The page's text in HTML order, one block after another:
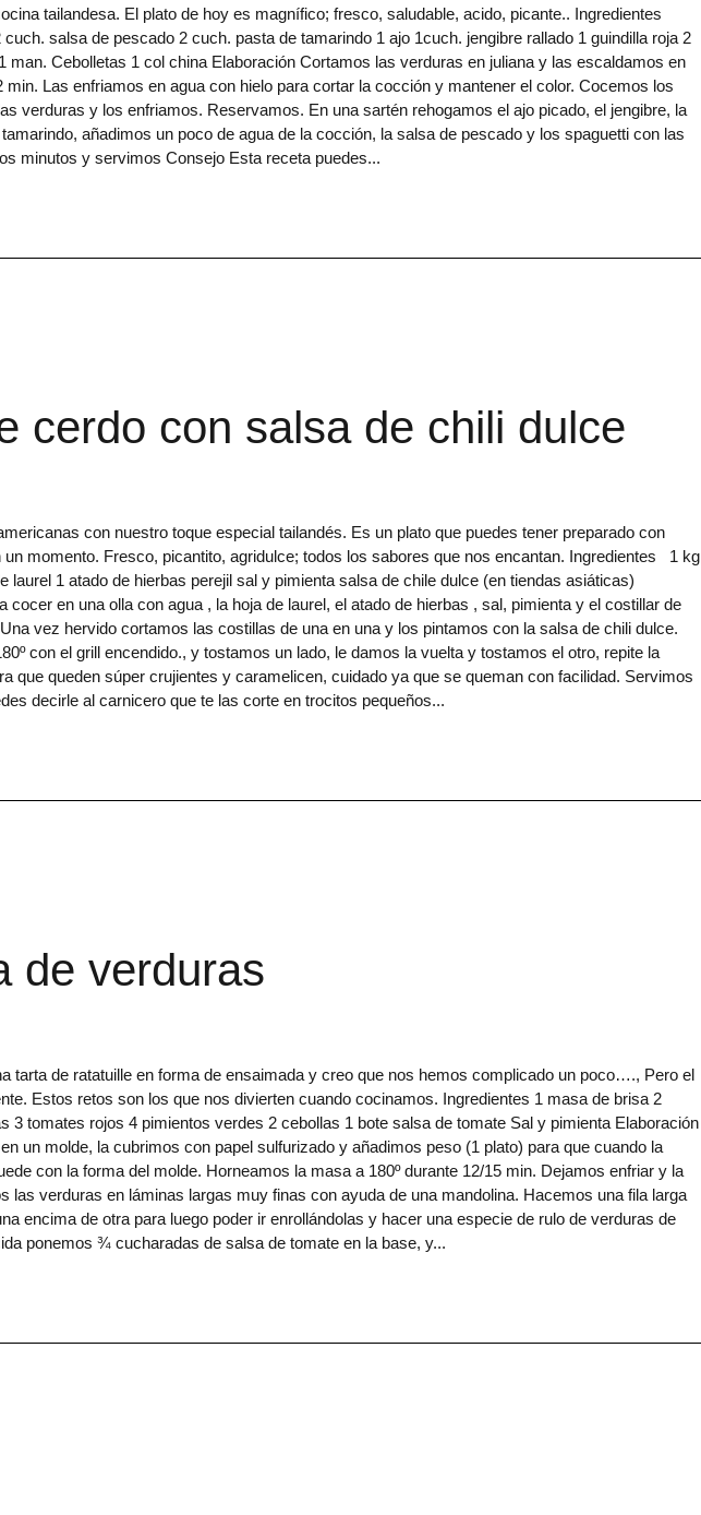
tailandesa. El plato de hoy es magnífico; fresco, saludable, acido, picante.. Ingredientes
salsa de pescado 2 cuch. pasta de tamarindo 1 ajo 1cuch. jengibre rallado 1 guindilla roja 2
man. Cebolletas 1 col china Elaboración Cortamos las verduras en juliana y las escaldamos en
min. Las enfriamos en agua con hielo para cortar la cocción y mantener el color. Cocemos los
verduras y los enfriamos. Reservamos. En una sartén rehogamos el ajo picado, el jengibre, la
añadimos un poco de agua de la cocción, la salsa de pescado y los spaguetti con las
minutos y servimos Consejo Esta receta puedes
cerdo con salsa de chili dulce
con nuestro toque especial tailandés. Es un plato que puedes tener preparado con
un momento. Fresco, picantito, agridulce; todos los sabores que nos encantan. Ingredientes 1 kg
laurel 1 atado de hierbas perejil sal y pimienta salsa de chile dulce (en tiendas asiáticas)
en una olla con agua , la hoja de laurel, el atado de hierbas , sal, pimienta y el costillar de
vez hervido cortamos las costillas de una en una y los pintamos con la salsa de chili dulce.
con el grill encendido., y tostamos un lado, le damos la vuelta y tostamos el otro, repite la
que queden súper crujientes y caramelicen, cuidado ya que se queman con facilidad. Servimos
decirle al carnicero que te las corte en trocitos pequeños
de verduras
de ratatuille en forma de ensaimada y creo que nos hemos complicado un poco…., Pero el
Estos retos son los que nos divierten cuando cocinamos. Ingredientes 1 masa de brisa 2
3 tomates rojos 4 pimientos verdes 2 cebollas 1 bote salsa de tomate Sal y pimienta Elaboración
un molde, la cubrimos con papel sulfurizado y añadimos peso (1 plato) para que cuando la
con la forma del molde. Horneamos la masa a 180º durante 12/15 min. Dejamos enfriar y la
las verduras en láminas largas muy finas con ayuda de una mandolina. Hacemos una fila larga
encima de otra para luego poder ir enrollándolas y hacer una especie de rulo de verduras de
ponemos ¾ cucharadas de salsa de tomate en la base, y